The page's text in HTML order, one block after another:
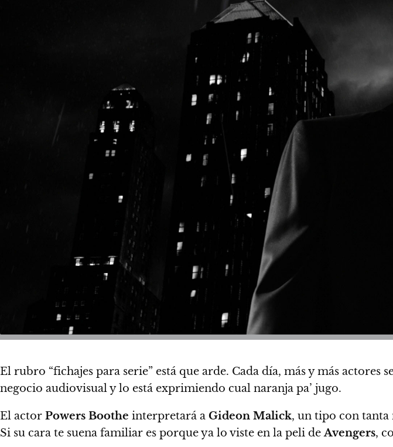
El rubro “fichajes para serie” está que arde. Cada día, más y más
negocio audiovisual y lo está exprimiendo cual naranja pa’ jugo.
El actor Powers Boothe interpretará a Gideon Malick, un tipo con tanta
Si su cara te suena familiar es porque ya lo viste en la peli deAvengers,